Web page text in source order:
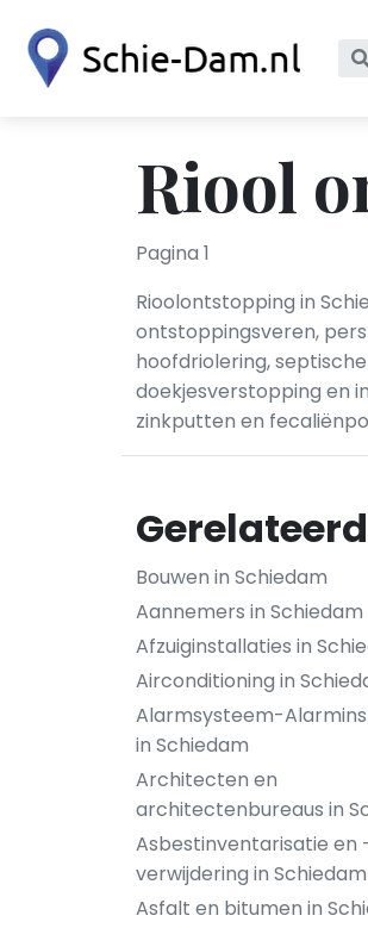
Riool
Pagina 1
Rioolontstopping in
ontstoppingsveren,
hoofdriolering,
doekjesverstopping en
zinkputten en
Gerelateerd
Bouwen in Schiedam
Aannemers in Schiedam
Afzuiginstallaties in
Airconditioning in
Alarmsysteem-
in Schiedam
Architecten en
architectenbureaus in
Asbestinventarisatie en
verwijdering in Schiedam
Asfalt en bitumen in